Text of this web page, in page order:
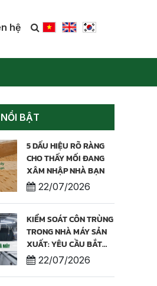
hệ
BẬT
5 DẤU HIỆU RÕ RÀNG
CHO THẤY MỐI ĐANG
XÂM NHẬP NHÀ BẠN
22/07/2026
KIỂM SOÁT CÔN TRÙNG
TRONG NHÀ MÁY SẢN
XUẤT: YÊU CẦU BẮT
BUỘC ĐỂ BẢO VỆ CHẤT
LƯỢNG & THƯƠNG
22/07/2026